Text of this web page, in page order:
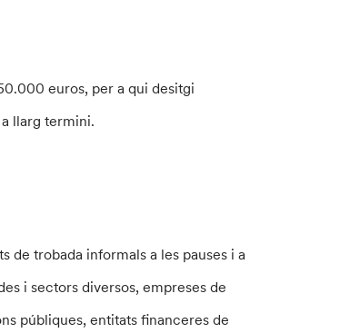
euros, per a qui desitgi
llarg termini.
de trobada informals a les pauses i a
i sectors diversos, empreses de
públiques, entitats financeres de